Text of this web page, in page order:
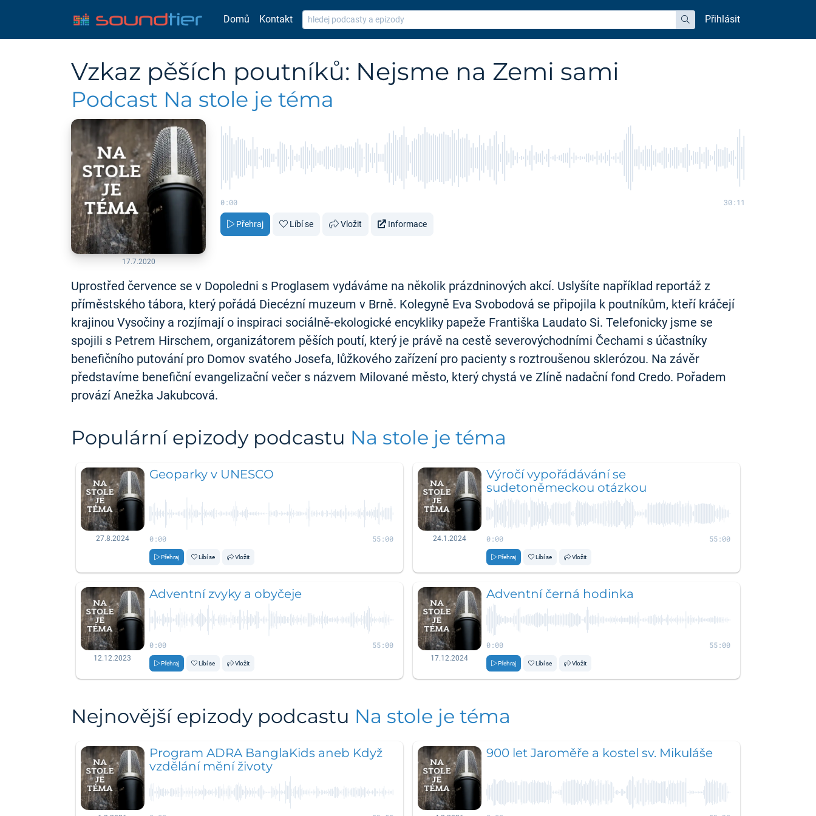
Domů Kontakt
hledat
Přihlásit
Vzkaz pěších poutníků: Nejsme na Zemi sami
Podcast Na stole je téma
17.7.2020
0:00 30:11
Přehraj Líbí se Vložit Informace
Uprostřed července se v Dopoledni s Proglasem vydáváme na několik prázdninových akcí. Uslyšíte například reportáž z
příměstského tábora, který pořádá Diecézní muzeum v Brně. Kolegyně Eva Svobodová se připojila k poutníkům, kteří kráčejí
krajinou Vysočiny a rozjímají o inspiraci sociálně-ekologické encykliky papeže Františka Laudato Si. Telefonicky jsme se
spojili s Petrem Hirschem, organizátorem pěších poutí, který je právě na cestě severovýchodními Čechami s účastníky
benefičního putování pro Domov svatého Josefa, lůžkového zařízení pro pacienty s roztroušenou sklerózou. Na závěr
představíme benefiční evangelizační večer s názvem Milované město, který chystá ve Zlíně nadační fond Credo. Pořadem
provází Anežka Jakubcová.
Populární epizody podcastu Na stole je téma
27.8.2024
Geoparky v UNESCO
0:00 55:00
Přehraj Líbí se Vložit
24.1.2024
Výročí vypořádávání se
sudetoněmeckou otázkou
0:00 55:00
Přehraj Líbí se Vložit
12.12.2023
Adventní zvyky a obyčeje
0:00 55:00
Přehraj Líbí se Vložit
17.12.2024
Adventní černá hodinka
0:00 55:00
Přehraj Líbí se Vložit
Nejnovější epizody podcastu Na stole je téma
Program ADRA BanglaKids aneb Když
vzdělání mění životy
900 let Jaroměře a kostel sv. Mikuláše